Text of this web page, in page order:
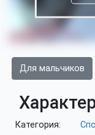
Для мальчиков
Категория: